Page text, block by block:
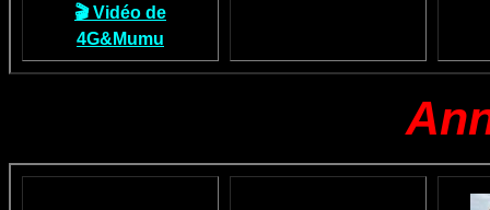
🎬 Vidéo de
4G&Mumu